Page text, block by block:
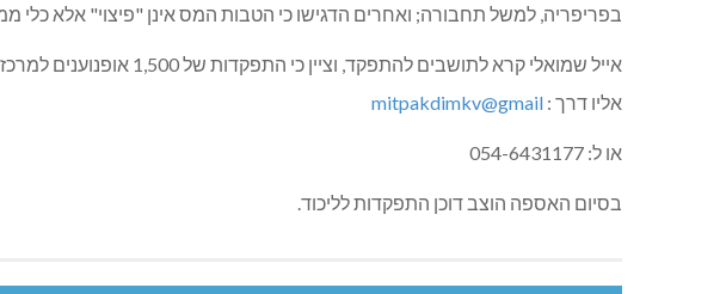
בפריפריה, למשל תחבורה; ואחרים הדגישו כי הטבות המס אינן "פיצוי" אלא כלי
אייל שמואלי קרא
אליו דרך : mitpakdimkv@gmail
או ל: 054-6431177
בסיום האספה הוצב דוכן התפקדות לליכוד.